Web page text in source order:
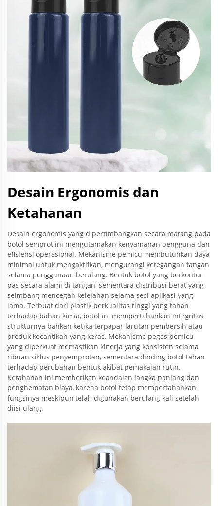
Desain Ergonomis dan
Ketahanan
Desain ergonomis yang dipertimbangkan secara matang pada
botol semprot ini mengutamakan kenyamanan pengguna dan
efisiensi operasional. Mekanisme pemicu membutuhkan daya
minimal untuk mengaktifkan, mengurangi ketegangan tangan
selama penggunaan berulang. Bentuk botol yang berkontur
pas secara alami di tangan, sementara distribusi berat yang
seimbang mencegah kelelahan selama sesi aplikasi yang
lama. Terbuat dari plastik berkualitas tinggi yang tahan
terhadap bahan kimia, botol ini mempertahankan integritas
strukturnya bahkan ketika terpapar larutan pembersih atau
produk kecantikan yang keras. Mekanisme pegas pemicu
yang diperkuat memastikan kinerja yang konsisten selama
ribuan siklus penyemprotan, sementara dinding botol tahan
terhadap perubahan bentuk akibat pemakaian rutin.
Ketahanan ini memberikan keandalan jangka panjang dan
penghematan biaya, karena botol tetap mempertahankan
fungsinya meskipun telah digunakan berulang kali setelah
diisi ulang.